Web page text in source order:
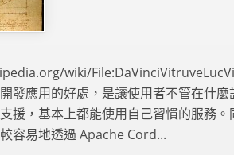
wiki/
發應用的好處，是讓使用者不管在什麼
援，基本上都能使用自己習慣的服務。
容易地透過 Apache Cord...